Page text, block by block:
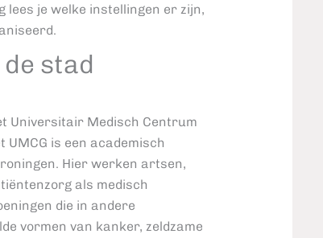
lees je welke instellingen er zijn,
stad
Universitair Medisch Centrum
UMCG is een academisch
Hier werken artsen,
als medisch
die in andere
vormen van kanker, zeldzame